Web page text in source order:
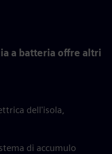
a batteria offre altri
dell'isola,
di accumulo